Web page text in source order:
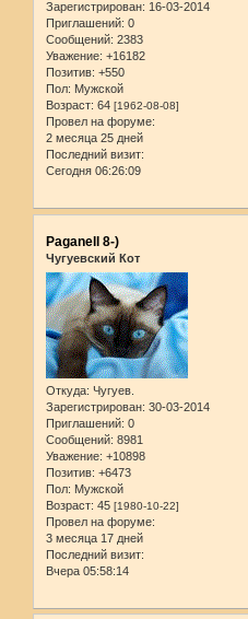
Зарегистрирован: 16-03-2014
Приглашений: 0
Сообщений: 2383
Уважение: +16182
Позитив: +550
Пол: Мужской
Возраст: 64 [1962-08-08]
Провел на форуме:
2 месяца 25 дней
Последний визит:
Сегодня 06:26:09
Paganell 8-)
Чугуевский Кот
Откуда: Чугуев.
Зарегистрирован: 30-03-2014
Приглашений: 0
Сообщений: 8981
Уважение: +10898
Позитив: +6473
Пол: Мужской
Возраст: 45 [1980-10-22]
Провел на форуме:
3 месяца 17 дней
Последний визит:
Вчера 05:58:14